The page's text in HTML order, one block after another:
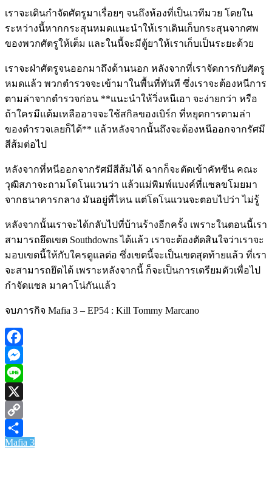
เราจะเดินกำจัดศัตรูมาเรื่อยๆ จนถึงห้องที่เป็นเวทีมวย โดยใน
ระหว่างนี้หากกระสุนหมดแนะนำให้เราเดินเก็บกระสุนจากศพ
ของพวกศัตรูให้เต็ม และในนี้จะมีตู้ยาให้เราเก็บเป็นระยะด้วย
เราจะฝ่าศัตรูจนออกมาถึงด้านนอก หลังจากที่เราจัดการกับศัตรู
หมดแล้ว พวกตำรวจจะเข้ามาในพื้นที่ทันที ซึ่งเราจะต้องหนีการ
ตามล่าจากตำรวจก่อน **แนะนำให้วิ่งหนีเอา จะง่ายกว่า หรือ
ถ้าใครมีแต้มเหลืออาจจะใช้สกิลของเบิร์ก ที่หยุดการตามล่า
ของตำรวจเลยก็ได้** แล้วหลังจากนั้นถึงจะต้องหนีออกจากรัศมี
สีส้มต่อไป
หลังจากที่หนีออกจากรัศมีสีส้มได้ ฉากก็จะตัดเข้าคัทซีน คณะ
วุฒิสภาจะถามโดโนแวนว่า แล้วแม่พิมพ์แบงค์ที่แซลขโมยมา
จากธนาคารกลาง มันอยู่ที่ไหน แต่โดโนแวนจะตอบไปว่า ไม่รู้
หลังจากนั้นเราจะได้กลับไปที่บ้านร้างอีกครั้ง เพราะในตอนนี้เรา
สามารถยึดเขต Southdowns ได้แล้ว เราจะต้องตัดสินใจว่าเราจะ
มอบเขตนี้ให้กับใครดูแลต่อ ซึ่งเขตนี้จะเป็นเขตสุดท้ายแล้ว ที่เรา
จะสามารถยึดได้ เพราะหลังจากนี้ ก็จะเป็นการเตรียมตัวเพื่อไป
กำจัดแซล มาคาโน่กันแล้ว
จบภารกิจ Mafia 3 – EP54 : Kill Tommy Marcano
Facebook
Messenger
Line
X
Copy
Link
Share
Mafia 3